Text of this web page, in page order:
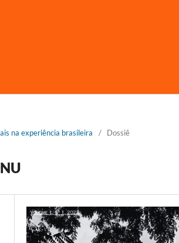
na experiência brasileira
/ Dossiê